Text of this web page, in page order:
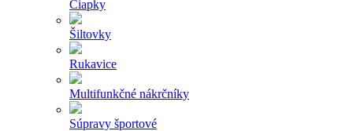
Čiapky
Šiltovky
Rukavice
Multifunkčné nákrčníky
Súpravy športové